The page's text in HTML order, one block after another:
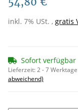
inkl. 7% USt. , gratis
Sofort verfügbar
Lieferzeit:2 - 7 Werktage
abweichend)